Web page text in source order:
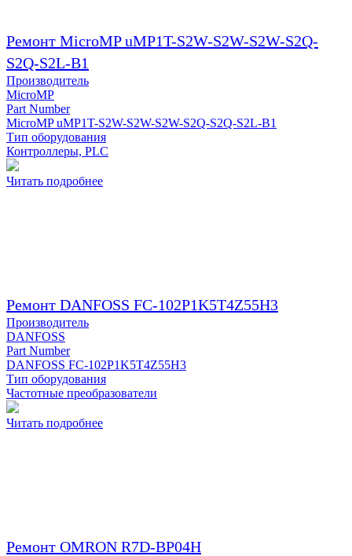
Ремонт MicroMP uMP1T-S2W-S2W-S2W-S2Q-
S2Q-S2L-B1
Производитель
MicroMP
Part Number
MicroMP uMP1T-S2W-S2W-S2W-S2Q-S2Q-S2L-B1
Тип оборудования
Контроллеры, PLC
Читать подробнее
Ремонт DANFOSS FC-102P1K5T4Z55H3
Производитель
DANFOSS
Part Number
DANFOSS FC-102P1K5T4Z55H3
Тип оборудования
Частотные преобразователи
Читать подробнее
Ремонт OMRON R7D-BP04H